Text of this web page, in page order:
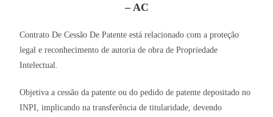
– AC
Contrato De Cessão De Patente está relacionado com a proteção
legal e reconhecimento de autoria de obra de Propriedade
Intelectual.
Objetiva a cessão da patente ou do pedido de patente depositado no
INPI, implicando na transferência de titularidade, devendo